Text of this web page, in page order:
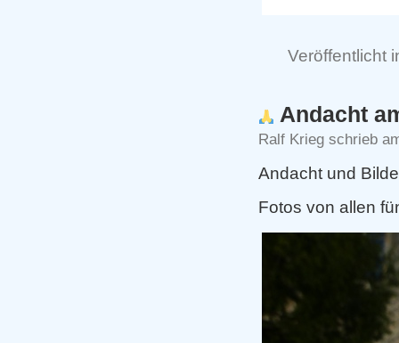
Veröffentlicht
Andacht
Ralf Krieg schrieb
Andacht und
Fotos von allen